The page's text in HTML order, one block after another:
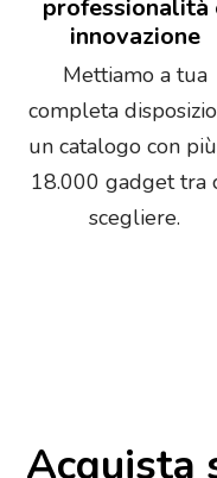
professionalità
innovazione
Mettiamo a tua
completa
un catalogo con
18.000 gadget tra
scegliere.
Acquista